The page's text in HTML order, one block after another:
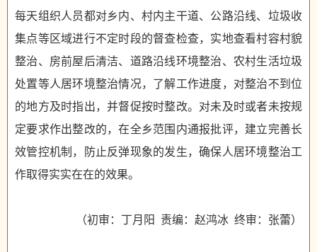
每天组织人员都对乡内、村内主干道、公路沿线、垃圾收
集点等区域进行不定时段的督查检查，实地查看村容村貌
整治、房前屋后清洁、道路沿线环境整治、农村生活垃圾
处置等人居环境整治情况，了解工作进度，对整治不到位
的地方及时指出，并督促按时整改。对未及时或者未按规
定要求作出整改的，在全乡范围内通报批评，建立完善长
效管控机制，防止反弹现象的发生，确保人居环境整治工
作取得实实在在的效果。
（初审：丁月阳 责编：赵鸿冰 终审：张蕾）